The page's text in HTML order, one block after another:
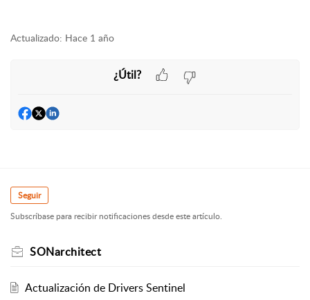
Actualizado: Hace 1 año
¿Útil?
Seguir
Subscríbase para recibir notificaciones desde este artículo.
SONarchitect
Actualización de Drivers Sentinel